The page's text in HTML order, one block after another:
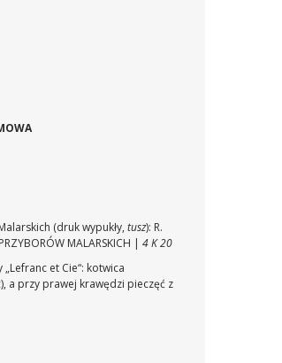
(druk wypukły, tusz): R.
MALARSKICH |4 K 20
et Cie“: kotwica
a przy prawej krawędzi pieczęć z